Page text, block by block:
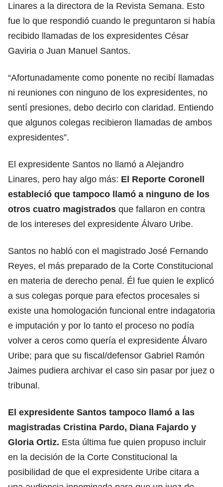
Linares a la directora de la Revista Semana. Esto
fue lo que respondió cuando le preguntaron si había
recibido llamadas de los expresidentes César
Gaviria o Juan Manuel Santos.
“Afortunadamente como ponente no recibí llamadas
ni reuniones con ninguno de los expresidentes, no
sentí presiones, debo decirlo con claridad. Entiendo
que algunos colegas recibieron llamadas de ambos
expresidentes”.
El expresidente Santos no llamó a Alejandro
Linares, pero hay algo más: El Reporte Coronell
estableció que tampoco llamó a ninguno de los
otros cuatro magistrados que fallaron en contra
de los intereses del expresidente Álvaro Uribe.
Santos no habló con el magistrado José Fernando
Reyes, el más preparado de la Corte Constitucional
en materia de derecho penal. Él fue quien le explicó
a sus colegas porque para efectos procesales si
existe una homologación funcional entre indagatoria
e imputación y por lo tanto el proceso no podía
volver a ceros como quería el expresidente Álvaro
Uribe; para que su fiscal/defensor Gabriel Ramón
Jaimes pudiera archivar el caso sin pasar por juez o
tribunal.
El expresidente Santos tampoco llamó a las
magistradas Cristina Pardo, Diana Fajardo y
Gloria Ortiz. Esta última fue quien propuso incluir
en la decisión de la Corte Constitucional la
posibilidad de que el expresidente Uribe citara a